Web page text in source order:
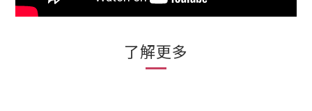
了解更多